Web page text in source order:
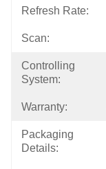
Refresh Rate:
Scan:
Controlling
System:
Warranty:
Packaging
Details: